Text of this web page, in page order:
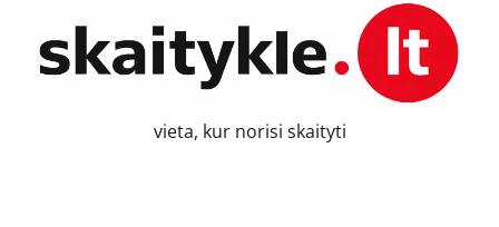
content
vieta, kur norisi skaityti